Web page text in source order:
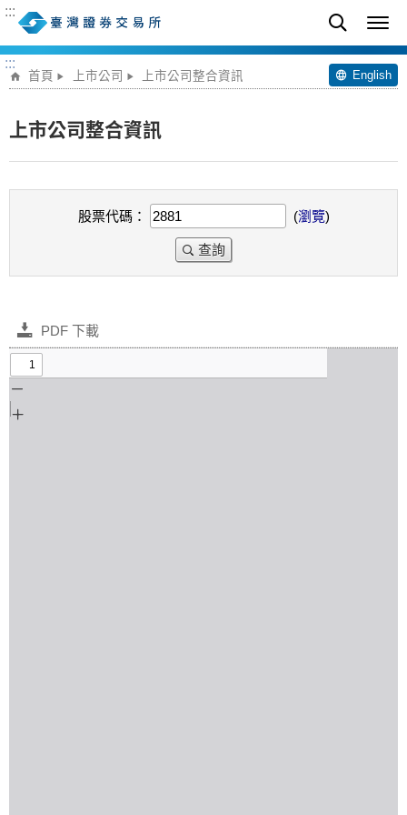
:::
:::
首頁 上市公司 上市公司整合資訊 English
上市公司整合資訊
股票代碼： (瀏覽)
查詢
PDF 下載